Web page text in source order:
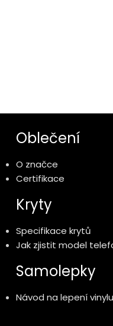
Oblečení
O značce
Certifikace
Kryty
Specifikace krytů
Jak zjistit model
Samolepky
Návod na lepení vinylu